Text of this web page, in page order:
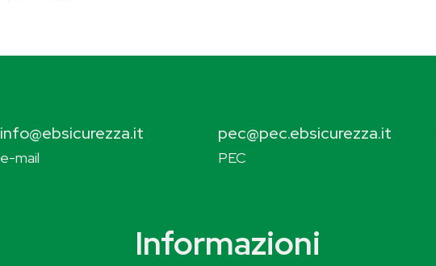
info@ebsicurezza.it
e-mail
pec@pec.ebsicurezza.it
PEC
Informazioni